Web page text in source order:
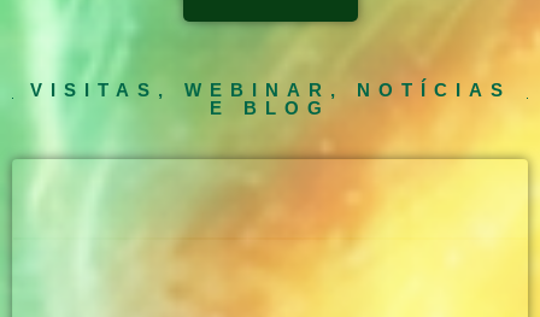
VISITAS, WEBINAR, NOTÍCIAS
E BLOG